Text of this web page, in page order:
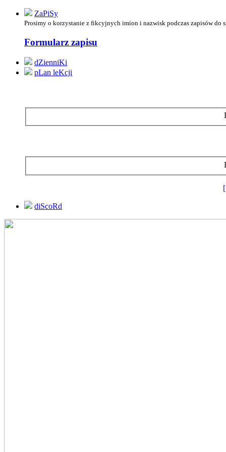
ZaPiSy
Prosimy o korzystanie z fikcyjnych imion i nazwisk podczas zapisów do
Formularz zapisu
dZienniKi
pLan leKcji
diScoRd